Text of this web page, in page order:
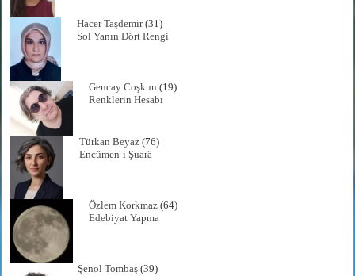
Hacer Taşdemir(31)
Sol Yanın Dört Rengi
Gencay Coşkun (19)
Renklerin Hesabı
Türkan Beyaz (76)
Encümen-i Şuarâ
Özlem Korkmaz (64)
Edebiyat Yapma
Şenol Tombaş (39)